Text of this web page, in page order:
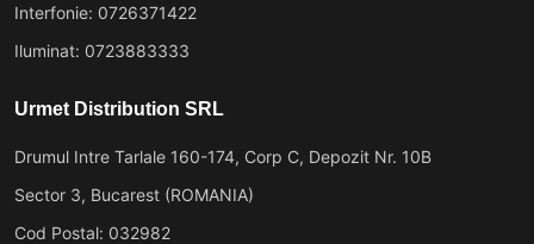
Interfonie: 0726371422
Iluminat: 0723883333
Urmet Distribution SRL
Drumul Intre Tarlale 160-174, Corp C, Depozit Nr. 10B
Sector 3, Bucarest (ROMANIA)
Cod Postal: 032982